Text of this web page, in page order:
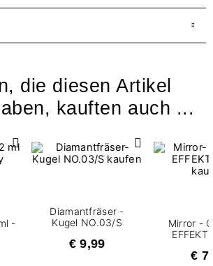
die diesen Artikel
kauften auch ...
-
Diamantfräser -
Kugel NO.03/S
€ 9,99
Mirror -
€